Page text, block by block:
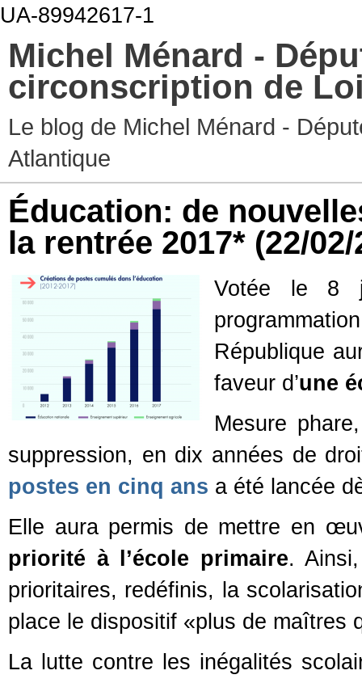
UA-89942617-1
Michel Ménard -
circonscription de
Le blog de Michel Ménard -
Atlantique
Éducation: de
la rentrée 2017* (22/
Votée le 8
République
faveur d’une
Mesure
suppression, en dix années de
postes en cinq ans a été lancée
Elle aura permis de mettre en
priorité à l’école primaire.
prioritaires, redéfinis, la
place le dispositif «plus de maîtres
La lutte contre les inégalités